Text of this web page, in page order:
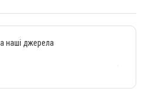
наші джерела